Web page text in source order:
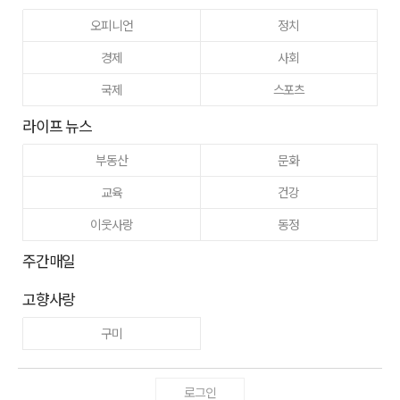
오피니언
정치
경제
사회
국제
스포츠
라이프 뉴스
부동산
문화
교육
건강
이웃사랑
동정
주간매일
고향사랑
구미
로그인